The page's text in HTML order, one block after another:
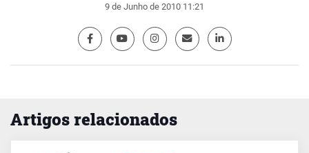
9 de Junho de 2010 11:21
Artigos relacionados